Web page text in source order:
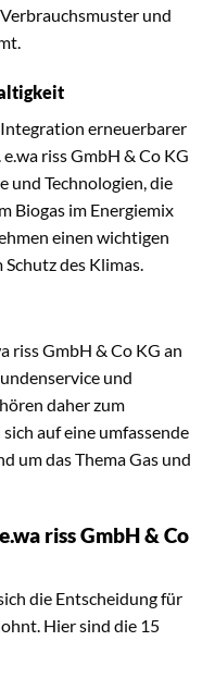
und
erneuerbarer
riss GmbH & Co KG
Technologien, die
Biogas im Energiemix
einen wichtigen
des Klimas.
riss GmbH & Co KG an
und
daher zum
auf eine umfassende
um das Thema Gas und
riss GmbH & Co
die Entscheidung für
Hier sind die 15